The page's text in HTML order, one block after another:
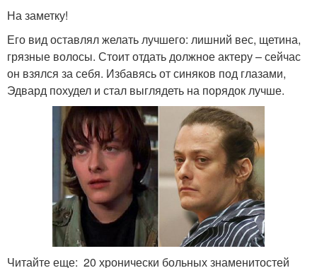
На заметку!
Его вид оставлял желать лучшего: лишний вес, щетина,
грязные волосы. Стоит отдать должное актеру – сейчас
он взялся за себя. Избавясь от синяков под глазами,
Эдвард похудел и стал выглядеть на порядок лучше.
Читайте еще: 20 хронически больных знаменитостей